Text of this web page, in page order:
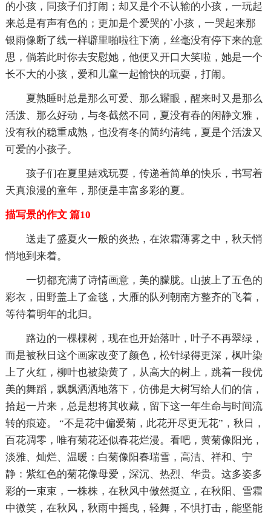
的小孩，同孩子们打闹；却又是个不认输的小孩，一玩起
来总是有声有色的；更加是个爱哭的`小孩，一哭起来那
银雨像断了线一样噼里啪啦往下滴，丝毫没有停下来的意
思，倘若此时你去安慰她，他便又开口大笑啦，她是一个
长不大的小孩，爱和儿童一起愉快的玩耍，打闹。
夏熟睡时总是那么可爱、那么耀眼，醒来时又是那么
活泼、那么好动，与冬截然不同，夏没有春的闲静文雅，
没有秋的稳重成熟，也没有冬的简约清纯，夏是个活泼又
可爱的小孩子。
孩子们在夏里嬉戏玩耍，传递着简单的快乐，书写着
天真浪漫的童年，那便是丰富多彩的夏。
描写景的作文 篇10
送走了盛夏火一般的炎热，在浓霜薄雾之中，秋天悄
悄地到来着。
一切都充满了诗情画意，美的朦胧。山披上了五色的
彩衣，田野盖上了金毯，大雁的队列朝南方整齐的飞着，
等待着明年的北归。
路边的一棵棵树，现在也开始落叶，叶子不再翠绿，
而是被秋日这个画家改变了颜色，松针绿得更深，枫叶染
上了火红，柳叶也被染黄了，从高大的树上，跳着一段优
美的舞蹈，飘飘洒洒地落下，仿佛是大树写给人们的信，
拾起一片来，总是想将其收藏，留下这一年生命与时间流
转的痕迹。 “不是花中偏爱菊，此花开尽更无花”，秋日，
百花凋零，唯有菊花还似春花烂漫。看吧，黄菊像阳光，
淡雅、灿烂、温暖：白菊像阳春瑞雪，高洁、祥和、宁
静：紫红色的菊花像母爱，深沉、热烈、华贵。这多姿多
彩的一束束，一株株，在秋风中傲然挺立，在秋阳、雪霜
中微笑，在秋风，秋雨中摇曳，轻舞，不惧打击，能坚能